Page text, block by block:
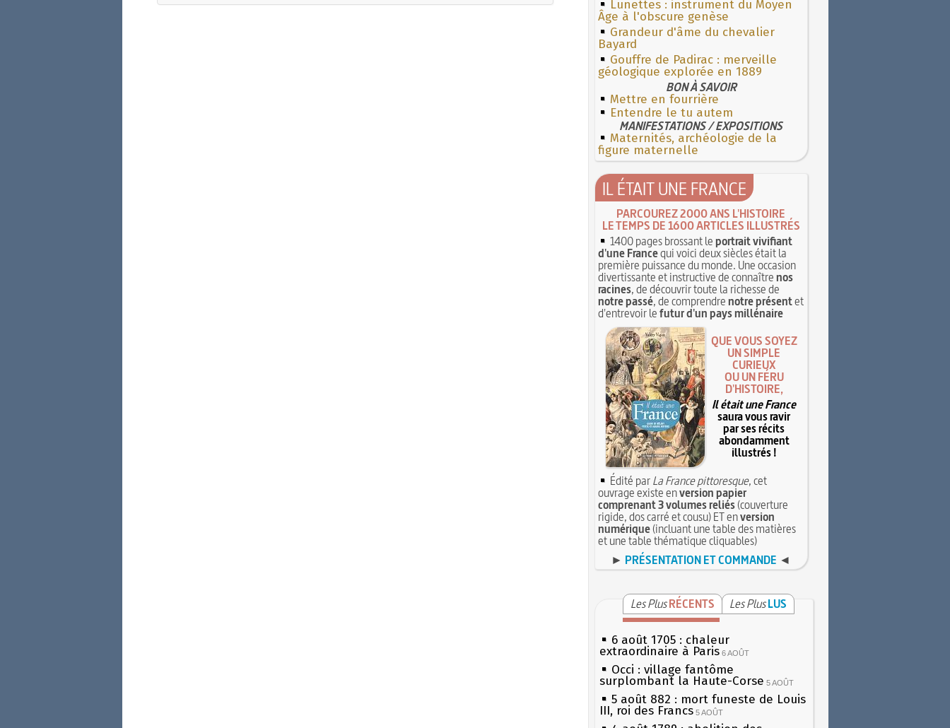
Lunettes : instrument du Moyen
Âge à l'obscure genèse
Grandeur d'âme du chevalier
Bayard
Gouffre de Padirac : merveille
géologique explorée en 1889
BON À SAVOIR
Mettre en fourrière
Entendre le tu autem
MANIFESTATIONS / EXPOSITIONS
Maternités, archéologie de la
figure maternelle
IL ÉTAIT UNE FRANCE
PARCOUREZ 2000 ANS L'HISTOIRE
LE TEMPS DE 1600 ARTICLES ILLUSTRÉS
1400 pages brossant leportrait vivifiant
d'une Francequi voici deux siècles était la
première puissance du monde. Une occasion
divertissante et instructive de connaîtrenos
racines, de découvrir toute la richesse de
notre passé, de comprendrenotre présentet
d'entrevoir lefutur d'un pays millénaire
QUE VOUS SOYEZ
UN SIMPLE
CURIEUX
OU UN FÉRU
D'HISTOIRE,
Il était une France
saura vous ravir
par ses récits
abondamment
illustrés !
Édité parLa France pittoresque, cet
ouvrage existe enversion papier
comprenant 3 volumes reliés(couverture
rigide, dos carré et cousu) ET enversion
numérique(incluant une table des matières
et une table thématique cliquables)
► PRÉSENTATION ET COMMANDE ◄
Les Plus RÉCENTS Les Plus LUS
6 août 1705 : chaleur
extraordinaire à Paris 6 AOÛT
Occi : village fantôme
surplombant la Haute-Corse 5 AOÛT
5 août 882 : mort funeste de Louis
III, roi des Francs 5 AOÛT